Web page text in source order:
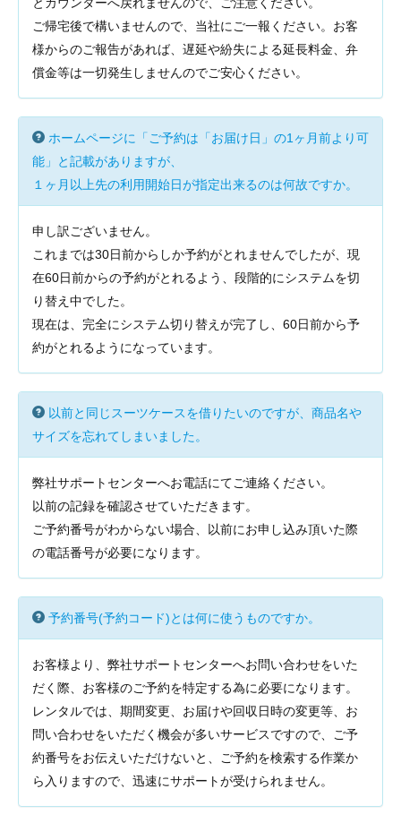
ご帰宅後で構いませんので、当社にご一報ください。お客
様からのご報告があれば、遅延や紛失による延長料金、弁
償金等は一切発生しませんのでご安心ください。
ホームページに「ご予約は「お届け日」の1ヶ月前より可
能」と記載がありますが、
１ヶ月以上先の利用開始日が指定出来るのは何故ですか。
申し訳ございません。
これまでは30日前からしか予約がとれませんでしたが、現
在60日前からの予約がとれるよう、段階的にシステムを切
り替え中でした。
現在は、完全にシステム切り替えが完了し、60日前から予
約がとれるようになっています。
以前と同じスーツケースを借りたいのですが、商品名や
サイズを忘れてしまいました。
弊社サポートセンターへお電話にてご連絡ください。
以前の記録を確認させていただきます。
ご予約番号がわからない場合、以前にお申し込み頂いた際
の電話番号が必要になります。
予約番号(予約コード)とは何に使うものですか。
お客様より、弊社サポートセンターへお問い合わせをいた
だく際、お客様のご予約を特定する為に必要になります。
レンタルでは、期間変更、お届けや回収日時の変更等、お
問い合わせをいただく機会が多いサービスですので、ご予
約番号をお伝えいただけないと、ご予約を検索する作業か
ら入りますので、迅速にサポートが受けられません。